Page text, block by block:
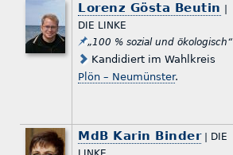
Lorenz Gösta Beutin
DIE LINKE
„100 % sozial und ökologisch“
Kandidiert im Wahlkreis
Plön – Neumünster.
MdB Karin Binder| DIE